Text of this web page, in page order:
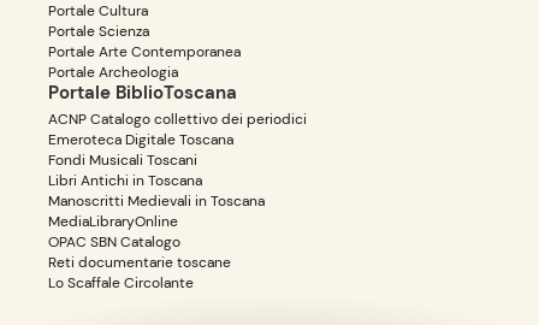
Portale Cultura
Portale Scienza
Portale Arte Contemporanea
Portale Archeologia
Portale BiblioToscana
ACNP Catalogo collettivo dei periodici
Emeroteca Digitale Toscana
Fondi Musicali Toscani
Libri Antichi in Toscana
Manoscritti Medievali in Toscana
MediaLibraryOnline
OPAC SBN Catalogo
Reti documentarie toscane
Lo Scaffale Circolante